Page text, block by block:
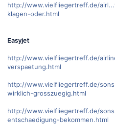
http://www.vielfliegertreff.de/
klagen-oder.html
Easyjet
http://www.vielfliegertreff.de/
verspaetung.html
http://www.vielfliegertreff.de/
wirklich-grosszuegig.html
http://www.vielfliegertreff.de/
entschaedigung-bekommen.html